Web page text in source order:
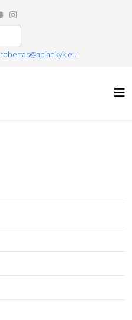
robertas@aplankyk.eu